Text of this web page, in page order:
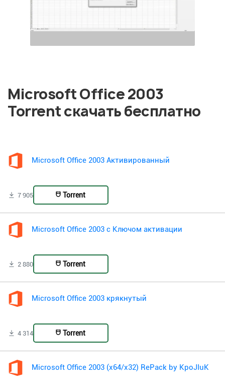
Microsoft Office 2003
Torrent скачать бесплатно
Microsoft Office 2003 Активированный
7 905 Torrent
Microsoft Office 2003 с Ключом активации
2 880 Torrent
Microsoft Office 2003 крякнутый
4 314 Torrent
Microsoft Office 2003 (x64/x32) RePack by KpoJIuK